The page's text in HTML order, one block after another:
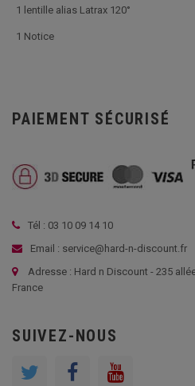
1 lentille alias Latrax 120°
1 Notice
PAIEMENT SÉCURISÉ
Tél : 03 10 09 14 10
Email : service@hard-n-discount.fr
Adresse : Hard n Discount - 235
France
SUIVEZ-NOUS